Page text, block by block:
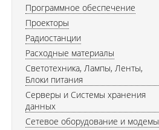
Программное обеспечение
Проекторы
Радиостанции
Расходные материалы
Светотехника, Лампы, Ленты,
Блоки питания
Серверы и Системы хранения
данных
Сетевое оборудование и модемы